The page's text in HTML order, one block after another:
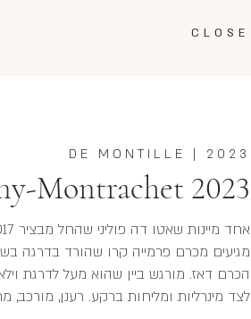
CLOSE
2023
|
DE MONTILLE
Montrachet 2023
מגיעים מכרם פרמייה קרו שהורד בדרגה
הכרם דאז. מורגש ביין שהוא מעל לדרגת
לצד מינרליות ומליחות ברקע. רענן, מורכב,